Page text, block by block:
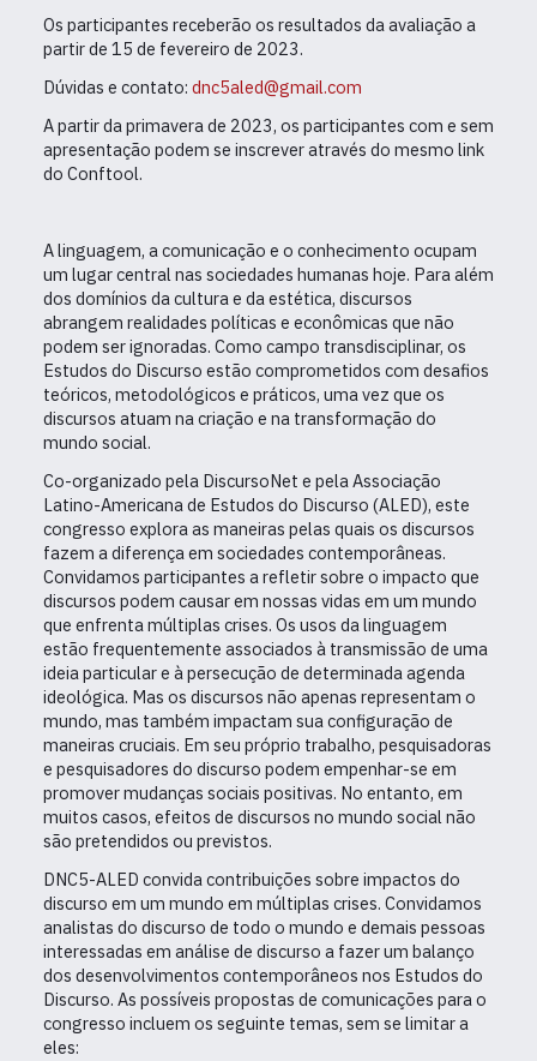
Os participantes receberão os resultados da avaliação a
partir de 15 de fevereiro de 2023.
Dúvidas e contato: dnc5aled@gmail.com
A partir da primavera de 2023, os participantes com e sem
apresentação podem se inscrever através do mesmo link
do Conftool.
A linguagem, a comunicação e o conhecimento ocupam
um lugar central nas sociedades humanas hoje. Para além
dos domínios da cultura e da estética, discursos
abrangem realidades políticas e econômicas que não
podem ser ignoradas. Como campo transdisciplinar, os
Estudos do Discurso estão comprometidos com desafios
teóricos, metodológicos e práticos, uma vez que os
discursos atuam na criação e na transformação do
mundo social.
Co-organizado pela DiscursoNet e pela Associação
Latino-Americana de Estudos do Discurso (ALED), este
congresso explora as maneiras pelas quais os discursos
fazem a diferença em sociedades contemporâneas.
Convidamos participantes a refletir sobre o impacto que
discursos podem causar em nossas vidas em um mundo
que enfrenta múltiplas crises. Os usos da linguagem
estão frequentemente associados à transmissão de uma
ideia particular e à persecução de determinada agenda
ideológica. Mas os discursos não apenas representam o
mundo, mas também impactam sua configuração de
maneiras cruciais. Em seu próprio trabalho, pesquisadoras
e pesquisadores do discurso podem empenhar-se em
promover mudanças sociais positivas. No entanto, em
muitos casos, efeitos de discursos no mundo social não
são pretendidos ou previstos.
DNC5-ALED convida contribuições sobre impactos do
discurso em um mundo em múltiplas crises. Convidamos
analistas do discurso de todo o mundo e demais pessoas
interessadas em análise de discurso a fazer um balanço
dos desenvolvimentos contemporâneos nos Estudos do
Discurso. As possíveis propostas de comunicações para o
congresso incluem os seguinte temas, sem se limitar a
eles: